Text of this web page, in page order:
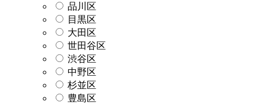
品川区
目黒区
大田区
世田谷区
渋谷区
中野区
杉並区
豊島区